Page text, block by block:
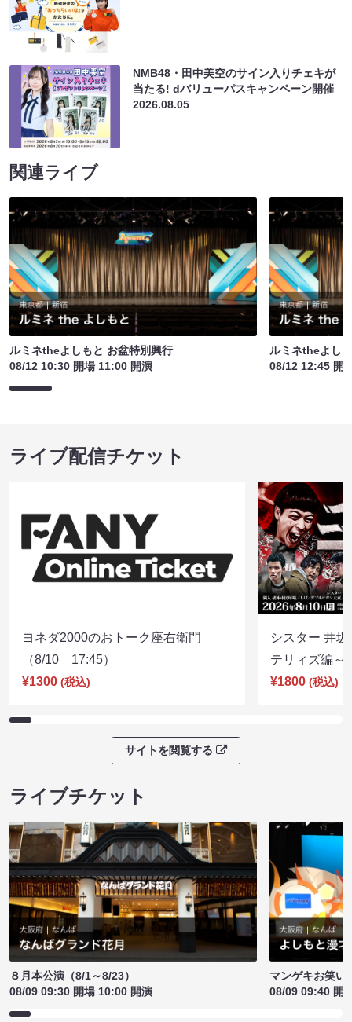
NMB48・田中美空のサイン入りチェキが
当たる! dバリューパスキャンペーン開催
2026.08.05
関連ライブ
ルミネtheよしもと お盆特別興行
08/12 10:30 開場 11:00 開演
ルミネtheよし
08/12 12:45 開
ライブ配信チケット
ヨネダ2000のおトーク座右衛門
（8/10 17:45）
¥1300 (税込)
シスター 井
テリィズ編
¥1800 (税込)
サイトを閲覧する
ライブチケット
８月本公演（8/1～8/23）
08/09 09:30 開場 10:00 開演
マンゲキお笑い
08/09 09:40 開